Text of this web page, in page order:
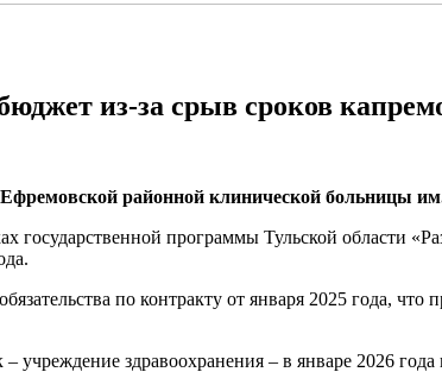
из-за срыв сроков
районной клинической больницы
государственной программы Тульской области
по контракту от января 2025 года, что
– учреждение здравоохранения – в январе 2026